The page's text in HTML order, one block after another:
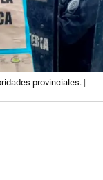
provinciales. |